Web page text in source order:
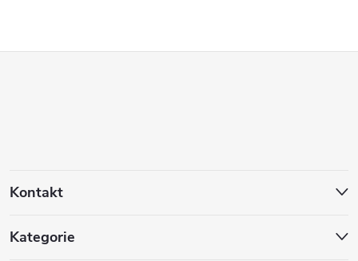
aKontakt
Kategorie